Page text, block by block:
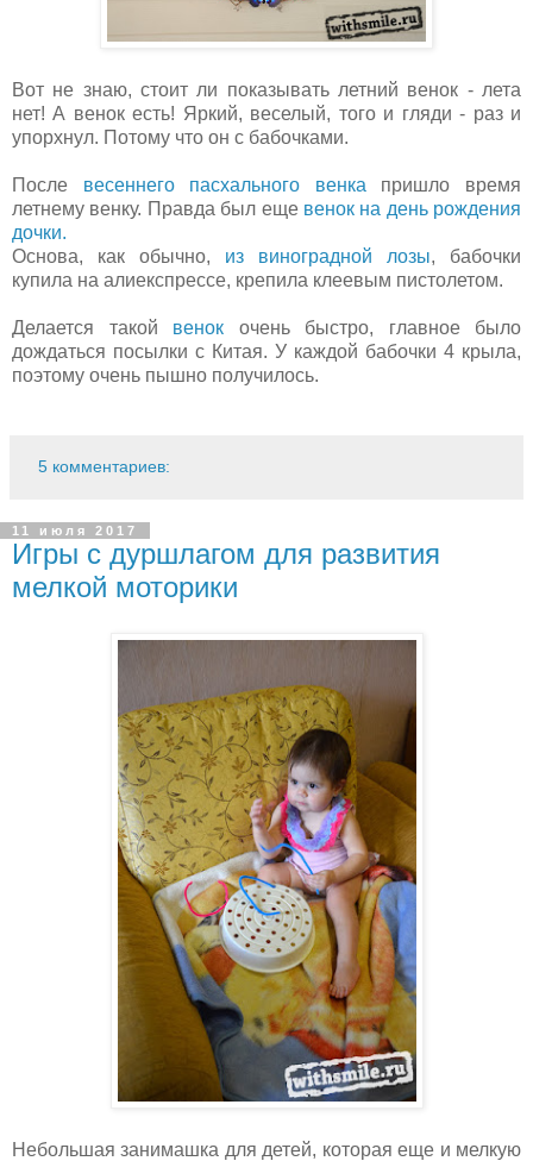
Вот не знаю, стоит ли показывать летний венок - лета
нет! А венок есть! Яркий, веселый, того и гляди - раз и
упорхнул. Потому что он с бабочками.
После весеннего пасхального венка пришло время
летнему венку. Правда был еще венок на день рождения
дочки.
Основа, как обычно, из виноградной лозы, бабочки
купила на алиекспрессе, крепила клеевым пистолетом.
Делается такой венок очень быстро, главное было
дождаться посылки с Китая. У каждой бабочки 4 крыла,
поэтому очень пышно получилось.
5 комментариев:
11 июля 2017
Игры с дуршлагом для развития
мелкой моторики
Небольшая занимашка для детей, которая еще и мелкую